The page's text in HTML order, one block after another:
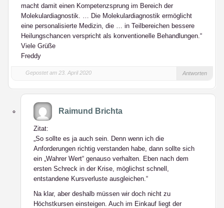
macht damit einen Kompetenzsprung im Bereich der
Molekulardiagnostik. … Die Molekulardiagnostik ermöglicht
eine personalisierte Medizin, die … in Teilbereichen bessere
Heilungschancen verspricht als konventionelle Behandlungen.“
Viele Grüße
Freddy
Gepostet am 23. April 2020 Antworten
Raimund Brichta
Zitat:
„So sollte es ja auch sein. Denn wenn ich die
Anforderungen richtig verstanden habe, dann sollte sich
ein „Wahrer Wert“ genauso verhalten. Eben nach dem
ersten Schreck in der Krise, möglichst schnell,
entstandene Kursverluste ausgleichen.“
Na klar, aber deshalb müssen wir doch nicht zu
Höchstkursen einsteigen. Auch im Einkauf liegt der